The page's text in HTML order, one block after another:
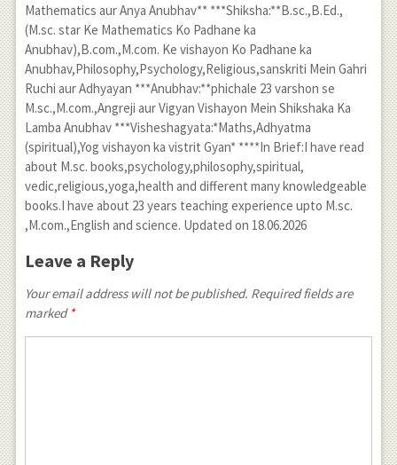
Mathematics aur Anya Anubhav** ***Shiksha:**B.sc.,B.Ed.,
(M.sc. star Ke Mathematics Ko Padhane ka
Anubhav),B.com.,M.com. Ke vishayon Ko Padhane ka
Anubhav,Philosophy,Psychology,Religious,sanskriti Mein Gahri
Ruchi aur Adhyayan ***Anubhav:**phichale 23 varshon se
M.sc.,M.com.,Angreji aur Vigyan Vishayon Mein Shikshaka Ka
Lamba Anubhav ***Visheshagyata:*Maths,Adhyatma
(spiritual),Yog vishayon ka vistrit Gyan* ****In Brief:I have read
about M.sc. books,psychology,philosophy,spiritual,
vedic,religious,yoga,health and different many knowledgeable
books.I have about 23 years teaching experience upto M.sc.
,M.com.,English and science. Updated on 18.06.2026
Leave a Reply
Your email address will not be published. Required fields are
marked *